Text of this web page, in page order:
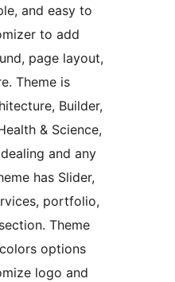
and easy to
to add
page layout,
Theme is
Builder,
& Science,
and any
has Slider,
portfolio,
Theme
options
logo and